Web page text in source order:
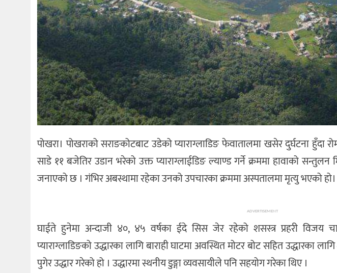
पोखरा। पोखराको सराङकोटबाट उडेको प्याराग्लाडिङ फेवातालमा खसेर दुर्घटना हुँदा
साडे ११ बजेतिर उडान भरेको उक्त प्याराग्लाईडिङ ल्याण्ड गर्ने क्रममा हावाको
जनाएको छ । गंभिर अबस्थामा रहेका उनको उपचारका क्रममा अस्पतालमा मृत्यु भएको हो।
ADVERTISEMENT
घाईते हुनेमा अन्दाजी ४०, ४५ वर्षका ईदे सिस जेर रहेको शसस्त्र प्रहरी विजय
प्याराग्लाडिङको उद्धारका लागि बाराही घाटमा अवस्थित मोटर बोट सहित उद्धारका
पुगेर उद्धार गरेको हो । उद्धारमा स्थनीय डुङ्गा व्यवसायीले पनि सहयोग गरेका थिए ।